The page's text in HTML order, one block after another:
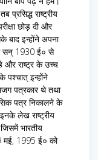
राष्ट्रीय
छोड़ दी और
बाद इन्होंने अपना
सन् 1930 ई० से
राष्ट्र के उच्च
पश्चात् इन्होंने
पत्रकार थे तथा
पत्र निकालने के
लेख राष्ट्रीय
भारतीय
मई, 1995 ई० को